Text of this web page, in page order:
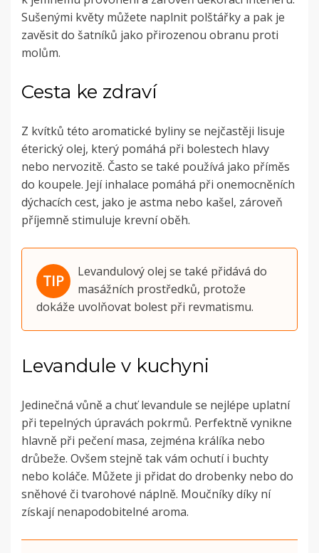
Sušenými květy můžete naplnit polštářky a pak je
zavěsit do šatníků jako přirozenou obranu proti
molům.
Cesta ke zdraví
Z kvítků této aromatické byliny se nejčastěji lisuje
éterický olej, který pomáhá při bolestech hlavy
nebo nervozitě. Často se také používá jako příměs
do koupele. Její inhalace pomáhá při onemocněních
dýchacích cest, jako je astma nebo kašel, zároveň
příjemně stimuluje krevní oběh.
Levandulový olej se také přidává do
masážních prostředků, protože
dokáže uvolňovat bolest při revmatismu.
Levandule v kuchyni
Jedinečná vůně a chuť levandule se nejlépe uplatní
při tepelných úpravách pokrmů. Perfektně vynikne
hlavně při pečení masa, zejména králíka nebo
drůbeže. Ovšem stejně tak vám ochutí i buchty
nebo koláče. Můžete ji přidat do drobenky nebo do
sněhové či tvarohové náplně. Moučníky díky ní
získají nenapodobitelné aroma.